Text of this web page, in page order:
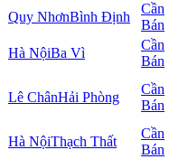
Quy NhơnBình Định
Cần
Bán
Hà NộiBa Vì
Cần
Bán
Lê ChânHải Phòng
Cần
Bán
Hà NộiThạch Thất
Cần
Bán